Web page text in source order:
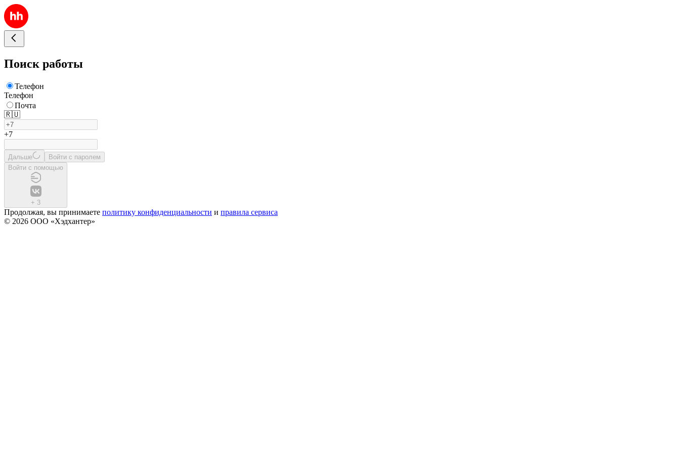
Поиск работы
Телефон
Телефон
Почта
🇷🇺
+7
Дальше
Войти с паролем
Войти с помощью
+ 3
Продолжая, вы принимаете политику конфиденциальности и правила сервиса
© 2026 ООО «Хэдхантер»